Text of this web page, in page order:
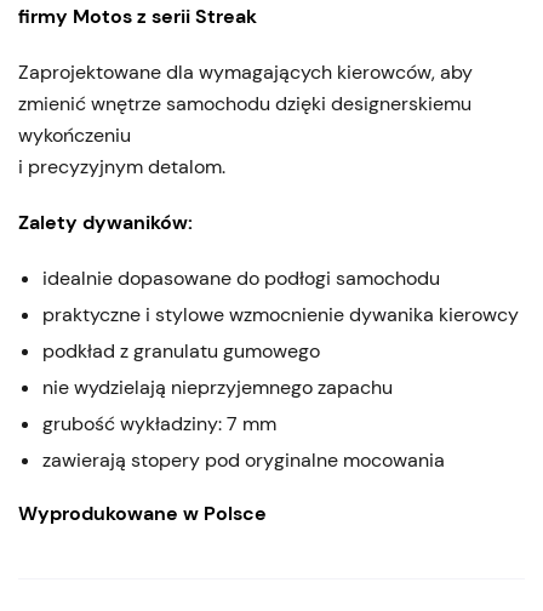
firmy Motos z serii Streak
Zaprojektowane dla wymagających kierowców, aby
zmienić wnętrze samochodu dzięki designerskiemu
wykończeniu
i precyzyjnym detalom.
Zalety dywaników:
idealnie dopasowane do podłogi samochodu
praktyczne i stylowe wzmocnienie dywanika kierowcy
podkład z granulatu gumowego
nie wydzielają nieprzyjemnego zapachu
grubość wykładziny: 7 mm
zawierają stopery pod oryginalne mocowania
Wyprodukowane w Polsce